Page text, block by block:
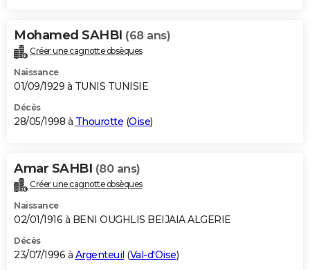
Mohamed SAHBI (68 ans)
Créer une cagnotte obsèques
Naissance
01/09/1929 à TUNIS TUNISIE
Décès
28/05/1998 à Thourotte (Oise)
Amar SAHBI (80 ans)
Créer une cagnotte obsèques
Naissance
02/01/1916 à BENI OUGHLIS BEIJAIA ALGERIE
Décès
23/07/1996 à Argenteuil (Val-d'Oise)